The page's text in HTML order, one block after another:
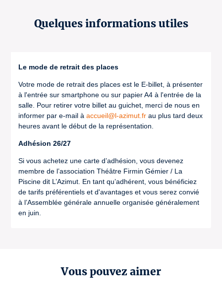
Vous pouvez aimer
Quelques informations utiles
Le mode de retrait des places
Votre mode de retrait des places est le E-billet, à présenter
à l'entrée sur smartphone ou sur papier A4 à l'entrée de la
salle. Pour retirer votre billet au guichet, merci de nous en
informer par e-mail à accueil@l-azimut.fr au plus tard deux
heures avant le début de la représentation.
Adhésion 26/27
Si vous achetez une carte d’adhésion, vous devenez
membre de l’association Théâtre Firmin Gémier / La
Piscine dit L’Azimut. En tant qu’adhérent, vous bénéficiez
de tarifs préférentiels et d'avantages et vous serez convié
à l’Assemblée générale annuelle organisée généralement
en juin.